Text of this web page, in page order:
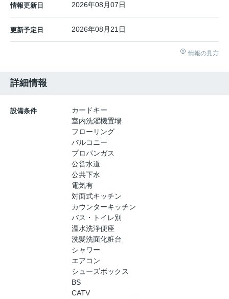
情報更新日 2026年08月07日
更新予定日 2026年08月21日
情報の見方
詳細情報
設備条件
カードキー
室内洗濯機置場
フローリング
バルコニー
プロパンガス
公営水道
公共下水
電気有
対面式キッチン
カウンターキッチン
バス・トイレ別
温水洗浄便座
洗髪洗面化粧台
シャワー
エアコン
シューズボックス
BS
CATV